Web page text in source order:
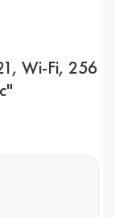
Wi-Fi, 256